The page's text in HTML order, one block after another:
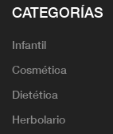
CATEGORÍAS
Infantil
Cosmética
Dietética
Herbolario